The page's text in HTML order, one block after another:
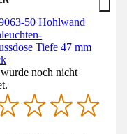
50 Hohlwand
Tiefe 47 mm
noch nicht